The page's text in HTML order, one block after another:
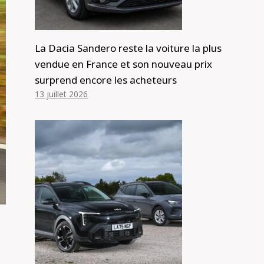
La Dacia Sandero reste la voiture la plus
vendue en France et son nouveau prix
surprend encore les acheteurs
13 juillet 2026